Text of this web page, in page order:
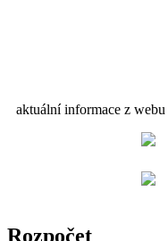
aktuální informace z webu
Rozpočet